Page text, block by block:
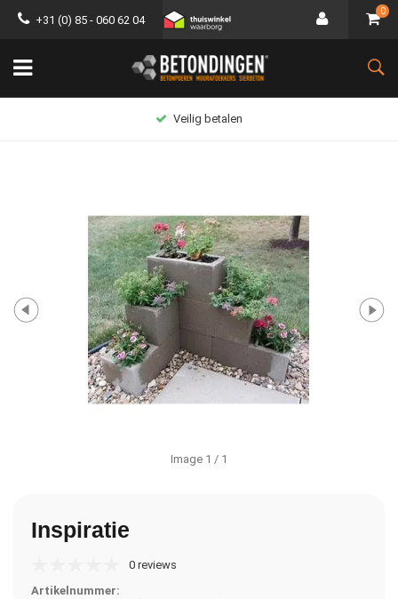
+31 (0) 85 - 060 62 04
0
Veilig betalen
Image 1 / 1
Inspiratie
0 reviews
Artikelnummer: